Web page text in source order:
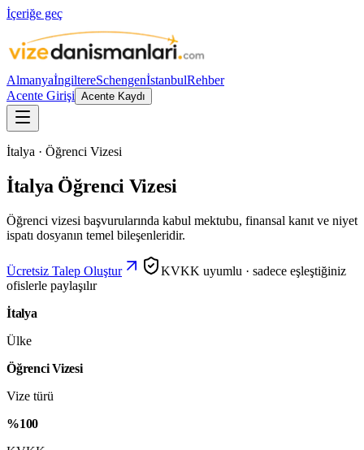
İçeriğe geç
AlmanyaİngiltereSchengenİstanbulRehber
Acente Girişi Acente Kaydı
İtalya · Öğrenci Vizesi
İtalya Öğrenci Vizesi
Öğrenci vizesi başvurularında kabul mektubu, finansal kanıt ve niyet
ispatı dosyanın temel bileşenleridir.
Ücretsiz Talep Oluştur
KVKK uyumlu · sadece eşleştiğiniz
ofislerle paylaşılır
İtalya
Ülke
Öğrenci Vizesi
Vize türü
%100